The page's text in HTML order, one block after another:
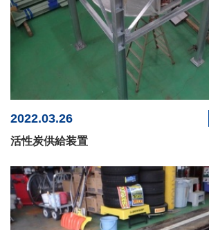
2022.03.26
活性炭供給装置